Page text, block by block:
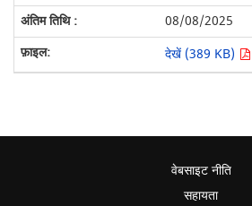
08/08/2025
देखें (389 KB)
वेबसाइट नीति
सहायता